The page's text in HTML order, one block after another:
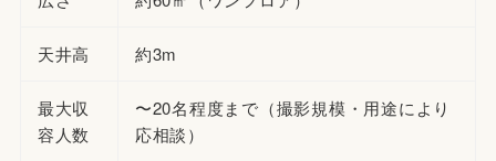
天井高 約3m
最大収
容人数
〜20名程度まで（撮影規模・用途により
応相談）